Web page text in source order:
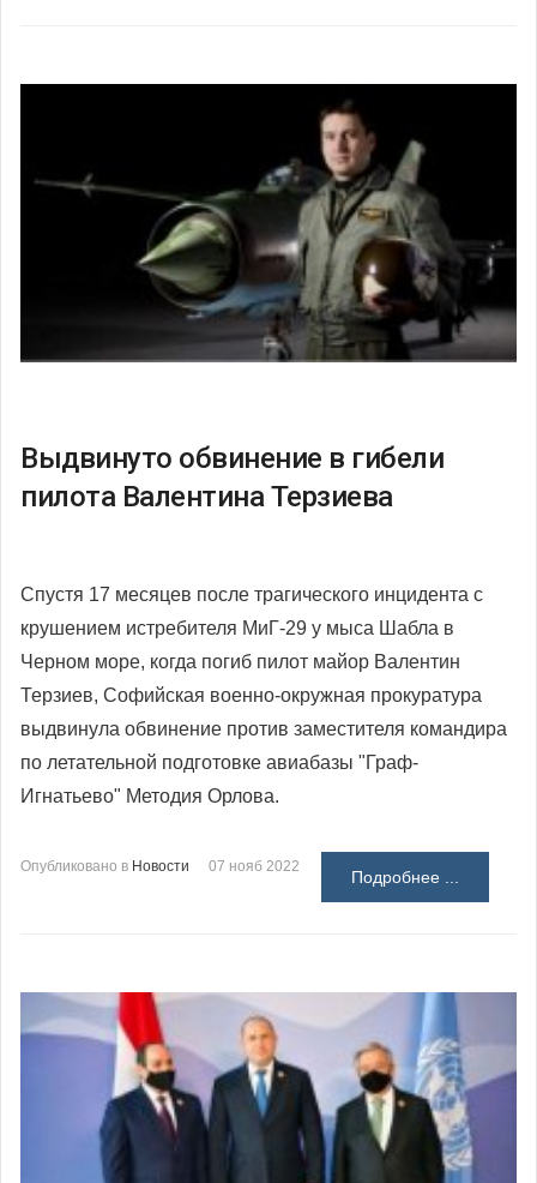
Выдвинуто обвинение в гибели
пилота Валентина Терзиева
Спустя 17 месяцев после трагического инцидента с
крушением истребителя МиГ-29 у мыса Шабла в
Черном море, когда погиб пилот майор Валентин
Терзиев, Софийская военно-окружная прокуратура
выдвинула обвинение против заместителя командира
по летательной подготовке авиабазы "Граф-
Игнатьево" Методия Орлова.
Опубликовано в Новости 07 нояб 2022
Подробнее ...